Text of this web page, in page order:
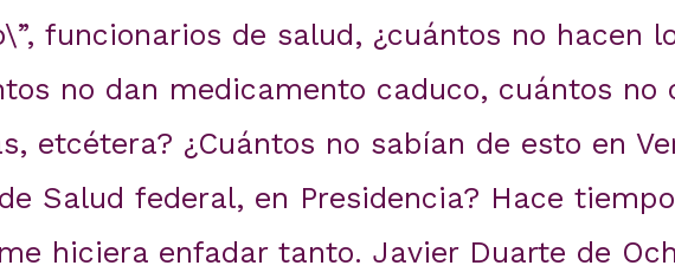
funcionarios de salud, ¿cuántos no hacen
no dan medicamento caduco, cuántos no
etcétera? ¿Cuántos no sabían de esto en
Salud federal, en Presidencia? Hace
hiciera enfadar tanto. Javier Duarte de